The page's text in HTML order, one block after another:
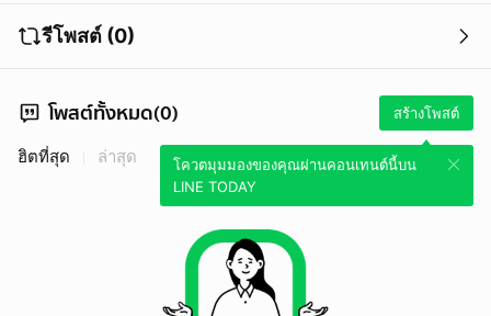
รีโพสต์ (0)
โพสต์ทั้งหมด(0) สร้างโพสต์
โควตมุมมองของคุณผ่านคอนเทนต์นี้บน
LINE TODAY
ฮิตที่สุด ล่าสุด